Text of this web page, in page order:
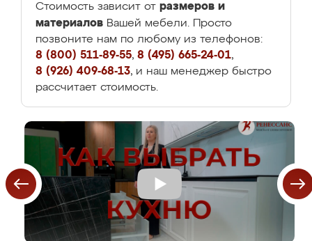
Стоимость зависит от размеров и
материалов Вашей мебели. Просто
позвоните нам по любому из телефонов:
8 (800) 511-89-55, 8 (495) 665-24-01,
8 (926) 409-68-13, и наш менеджер быстро
рассчитает стоимость.